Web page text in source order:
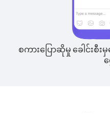
စကားပြောဆိုမှု ခေါင်းစီးမှ
ရွ